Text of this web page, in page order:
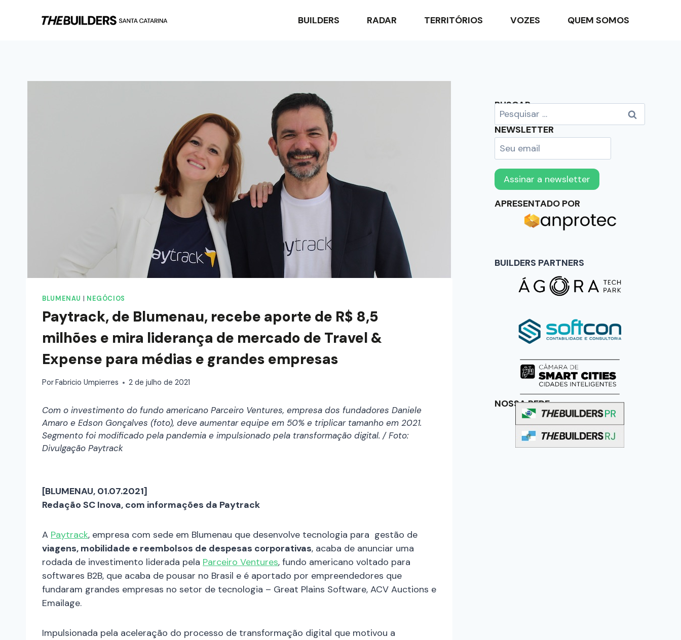
BUILDERS RADAR TERRITÓRIOS VOZES QUEM SOMOS
BLUMENAU NEGÓCIOS
Paytrack, de Blumenau, recebe aporte de R$ 8,5
milhões e mira liderança de mercado de Travel &
Expense para médias e grandes empresas
PorFabricio Umpierres 2 de julho de 2021
Com o investimento do fundo americano Parceiro Ventures, empresa dos fundadores Daniele
Amaro e Edson Gonçalves (foto), deve aumentar equipe em 50% e triplicar tamanho em 2021.
Segmento foi modificado pela pandemia e impulsionado pela transformação digital. / Foto:
Divulgação Paytrack
[BLUMENAU, 01.07.2021]
Redação SC Inova, com informações da Paytrack
A Paytrack, empresa com sede em Blumenau que desenvolve tecnologia para gestão de
viagens, mobilidade e reembolsos de despesas corporativas, acaba de anunciar uma
rodada de investimento liderada pela Parceiro Ventures, fundo americano voltado para
softwares B2B, que acaba de pousar no Brasil e é aportado por empreendedores que
fundaram grandes empresas no setor de tecnologia – Great Plains Software, ACV Auctions e
Emailage.
Impulsionada pela aceleração do processo de transformação digital que motivou a
BUSCAR
NEWSLETTER
APRESENTADO POR
BUILDERS PARTNERS
NOSSA REDE